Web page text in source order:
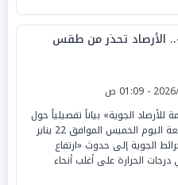
الأرصاد تحذر من طقس
للأرصاد الجوية» بياناً تفصيلياً حول
حالة الطقس المتوقعة اليوم الخميس الموافق 22 يناير
الجوية إلى حدوث «ارتفاع
الحرارة على أغلب أنحاء